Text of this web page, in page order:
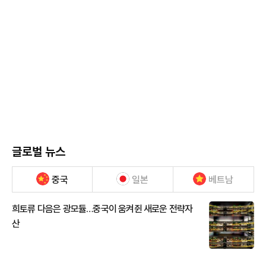
글로벌 뉴스
중국 일본 베트남
희토류 다음은 광모듈…중국이 움켜쥔 새로운 전략자
산